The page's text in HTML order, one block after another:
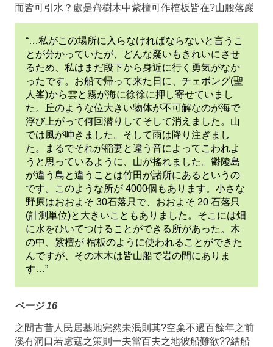
而皆可引水？處是齊樹木中紫檀可作棺板皆在?山腰落巖
“…私がこの場所に入らなければならないと言うこ
とが分かっていたが、どんな疑いもきれいにさせ
るため、私はまだ段下から身近に行く勇気がなか
ったです。お船で帰って来た日に、チェボング(聖
人峯)から雲と霧が海に徐徐に押し寄せていまし
た。丘のような位大きい物体が不可解なのが海で
浮び上がって何回潜りしてそして消えました。山
では風が呻きました。そして雨は降り注ぎまし
た。まるでそれが稲妻と違う音によってこわれよ
うと思っているように、山が搖れました。鬱陵島
が違う島と違うことは竹田が諸所にあるというの
です。このような所が 4000個もあります。小さな
野原はおおよそ 30石落只で、おおよそ 20 石落只
(計測単位)と大きいこともありました。そこには畑
に水をひいてつけることができる所があった。木
の中、紫檀が 棺板のように使われることができた
んですが、その木木は皆山船で岩の間にありま
す…”
ページ 16
之間古昔人民居基地完然未泯則其?空棄不過百餘年之前
溪有洞口若慮寇之策則一夫當百夫之地彼船難欲??結船